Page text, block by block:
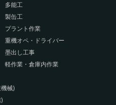
多能工
製缶工
プラント作業
重機オペ・ドライバー
墨出し工事
軽作業・倉庫内作業
械)